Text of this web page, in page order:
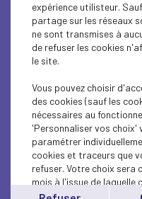
SUSTAINABLE DEVELOPMENT
INTERNATIONAL - EUROPE
ECONOMY
ECONOMY
INTERNATIONAL - EUROPE
INTERNATIONAL - EUROPE
expérience utilisteur.
partage sur les réseaux
ne sont transmises à
de refuser les cookies
le site.
Vous pouvez choisir
des cookies (sauf les
nécessaires au
'Personnaliser vos choix'
paramétrer
cookies et traceurs que
refuser. Votre choix sera
mois à l'issue de laquelle
affiché..